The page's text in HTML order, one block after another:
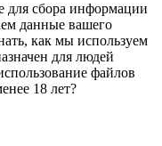
для сбора информации
данные вашего
как мы используем
для людей
файлов
18 лет?